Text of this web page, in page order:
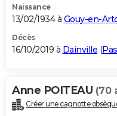
Naissance
13/02/1934 à Gouy-en-
Décès
16/10/2019 à Dainville (
Anne POITEAU (70
Créer une cagnotte